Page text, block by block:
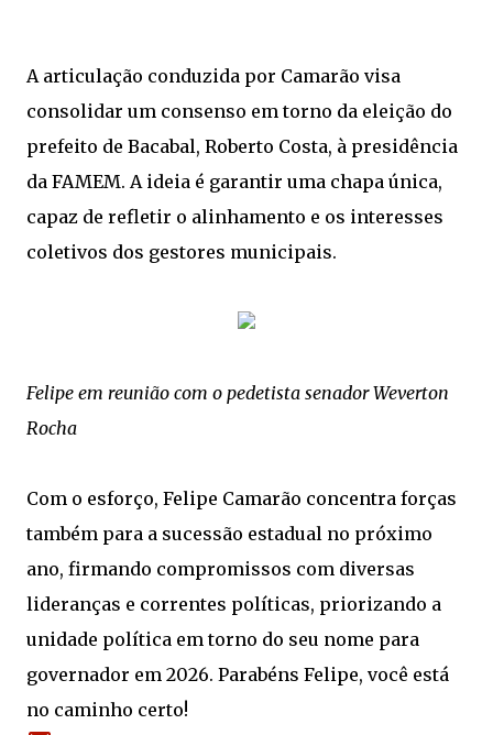
A articulação conduzida por Camarão visa
consolidar um consenso em torno da eleição do
prefeito de Bacabal, Roberto Costa, à presidência
da FAMEM. A ideia é garantir uma chapa única,
capaz de refletir o alinhamento e os interesses
coletivos dos gestores municipais.
Felipe em reunião com o pedetista senador Weverton
Rocha
Com o esforço, Felipe Camarão concentra forças
também para a sucessão estadual no próximo
ano, firmando compromissos com diversas
lideranças e correntes políticas, priorizando a
unidade política em torno do seu nome para
governador em 2026. Parabéns Felipe, você está
no caminho certo!